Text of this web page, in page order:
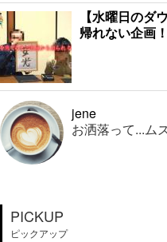
【水曜日のダ
帰れない企画
jene
お洒落って...ム
PICKUP
ピックアップ